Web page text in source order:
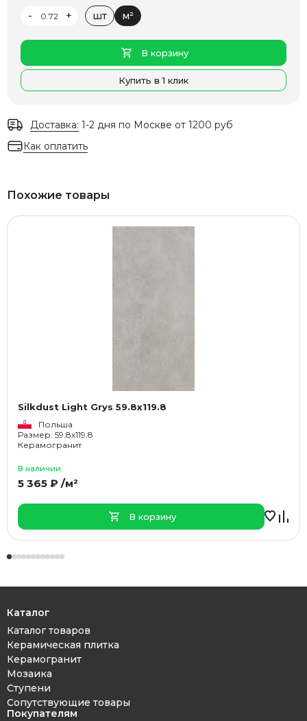
-
+ шт м²
В корзину
Купить в 1 клик
Доставка: 1-2 дня по Москве от 1200 руб
Как оплатить
Похожие товары
Silkdust Light Grys 59.8x119.8
Польша
Размер: 59.8x119.8
Керамогранит
В наличии
5 365 ₽ /м²
В корзину
Каталог
Каталог товаров
Керамическая плитка
Керамогранит
Мозаика
Ступени
Сопутствующие товары
Покупателям